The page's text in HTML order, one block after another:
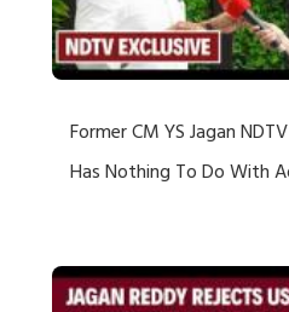
Former CM YS Jagan
Has Nothing To Do With